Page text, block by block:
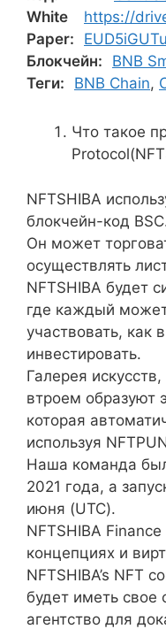
White
Paper:
https://
Блокчейн:
BNB
Теги:
BNB Chain,
Что такое
NFTSHIBA
блокчейн-код
Он может
осуществлять
NFTSHIBA будет
где каждый
участвовать, как
инвестировать.
Галерея
втроем образуют
которая
используя
Наша команда
2021 года, а
июня (UTC).
NFTSHIBA
концепциях и
NFTSHIBA’s NFT
будет иметь свое
агентство для